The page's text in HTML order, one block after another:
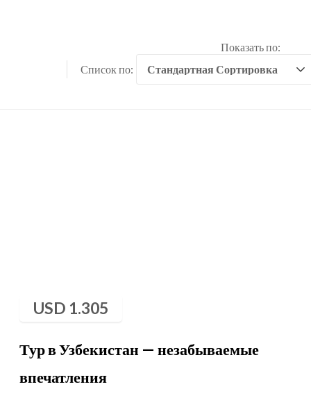
Показать по:
Список по:
USD 1.305
Тур в Узбекистан — незабываемые
впечатления